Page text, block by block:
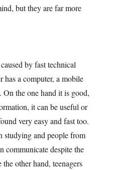
but they are far more
by fast technical
has a computer, a mobile
On the one hand it is good,
it can be useful or
very easy and fast too.
studying and people from
communicate despite the
other hand, teenagers